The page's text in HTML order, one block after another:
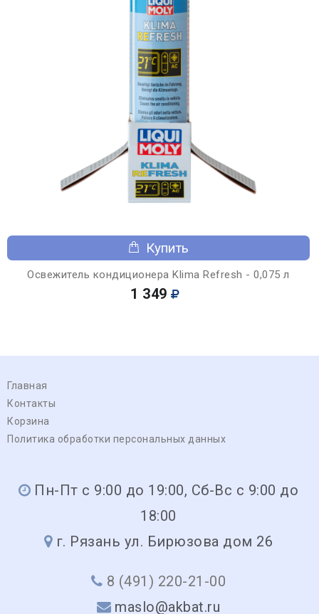
Купить
Освежитель кондиционера Klima Refresh - 0,075 л
1 349
Главная
Контакты
Корзина
Политика обработки персональных данных
Пн-Пт с 9:00 до 19:00, Сб-Вс с 9:00 до
18:00
г. Рязань ул. Бирюзова дом 26
8 (491) 220-21-00
maslo@akbat.ru